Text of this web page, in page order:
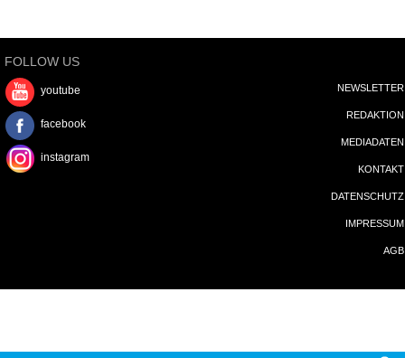
FOLLOW US
youtube
facebook
instagram
NEWSLETTER
REDAKTION
MEDIADATEN
KONTAKT
DATENSCHUTZ
IMPRESSUM
AGB